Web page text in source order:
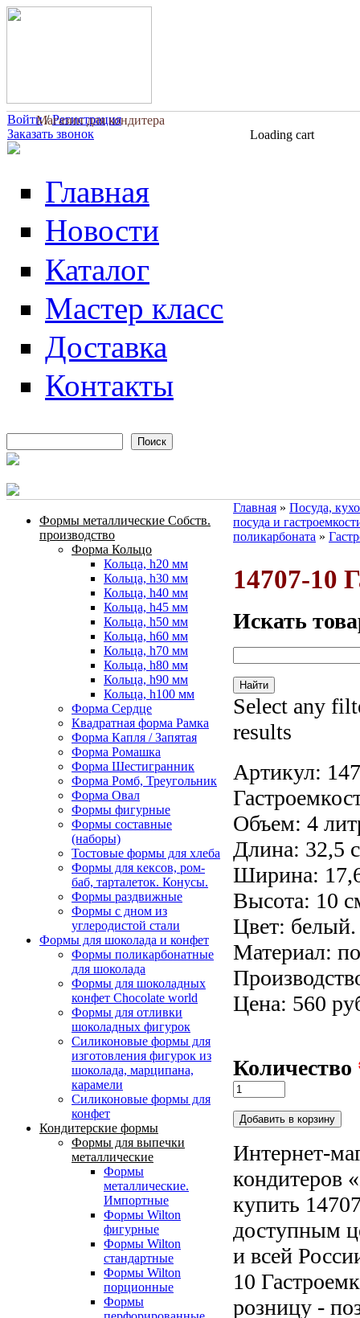
Перейти к основному содержанию
Магазин для кондитера
Войти/Регистрация
Заказать звонок
Loading cart
Главная
Новости
Каталог
Мастер класс
Доставка
Контакты
Форма поиска
Формы металлические Собств.
производство
Форма Кольцо
Кольца, h20 мм
Кольца, h30 мм
Кольца, h40 мм
Кольца, h45 мм
Кольца, h50 мм
Кольца, h60 мм
Кольца, h70 мм
Кольца, h80 мм
Кольца, h90 мм
Кольца, h100 мм
Форма Сердце
Квадратная форма Рамка
Форма Капля / Запятая
Форма Ромашка
Форма Шестигранник
Форма Ромб, Треугольник
Форма Овал
Формы фигурные
Формы составные
(наборы)
Тостовые формы для хлеба
Формы для кексов, ром-
баб, тарталеток. Конусы.
Формы раздвижные
Формы с дном из
углеродистой стали
Формы для шоколада и конфет
Формы поликарбонатные
для шоколада
Формы для шоколадных
конфет Сhocolate world
Формы для отливки
шоколадных фигурок
Силиконовые формы для
изготовления фигурок из
шоколада, марципана,
карамели
Силиконовые формы для
конфет
Кондитерские формы
Формы для выпечки
металлические
Формы
металлические.
Импортные
Формы Wilton
фигурные
Формы Wilton
стандартные
Формы Wilton
порционные
Формы
Вы здесь
Главная » Посуда,
посуда и
поликарбоната »
14707-10
Искать
Select any
results
Артикул:
Объем: 4
Длина: 32,5
Ширина:
Высота: 10
Цвет: белый.
Материал:
Цена: 560
Количество
Интернет-
кондитеров
купить
доступным
и всей
10
розницу -